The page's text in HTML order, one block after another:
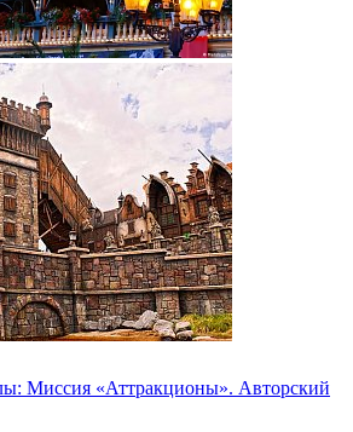
Миссия «Аттракционы». Авторский